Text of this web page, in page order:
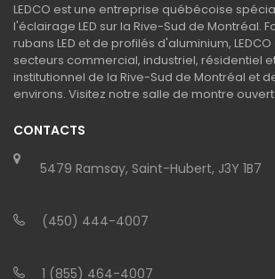
LEDCO est une entreprise québécoise
l'éclairage LED sur la Rive-Sud de Montréal.
rubans LED et de profilés d'aluminium,
secteurs commercial, industriel, résidentiel
institutionnel de la Rive-Sud de Montréal et
environs. Visitez notre salle de montre
CONTACTS
5479 Ramsay, Saint-Hubert, J3Y 1B7
(450) 444-4007
1 (855) 464-4007